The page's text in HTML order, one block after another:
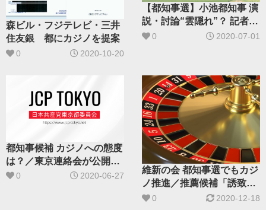
森ビル・フジテレビ・三井
住友銀 都にカジノを提案
0 2020-10-20
【都知事選】小池都知事 演
説・討論“雲隠れ”？ 記者会
見も質問に答えず
0 2020-07-01
都知事候補 カジノへの態度
は？／東京連絡会が公開質
問状への回答状況を公表
0 2020-06-27
維新の会 都知事選でもカジ
ノ推進／推薦候補「誘致」
掲げる
0 2020-12-18